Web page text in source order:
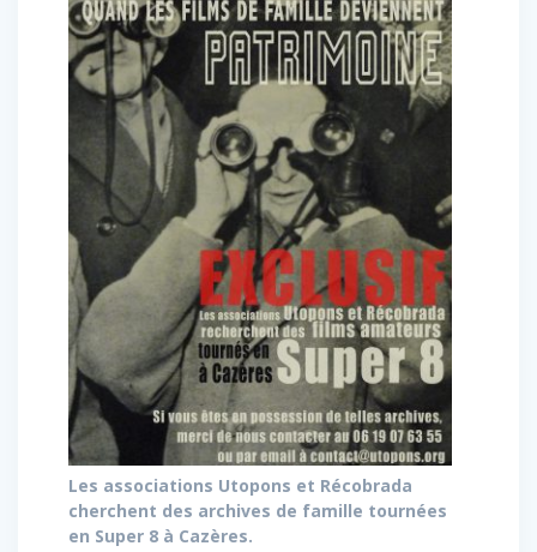
Les associations Utopons et Récobrada
cherchent des archives de famille tournées
en Super 8 à Cazères.